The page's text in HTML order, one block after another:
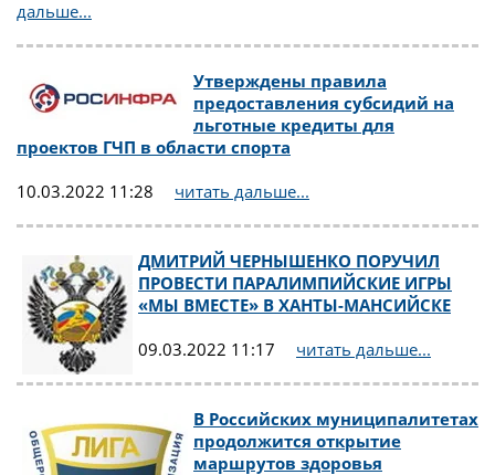
дальше...
Утверждены правила
предоставления субсидий на
льготные кредиты для
проектов ГЧП в области спорта
10.03.2022 11:28
читать дальше...
ДМИТРИЙ ЧЕРНЫШЕНКО ПОРУЧИЛ
ПРОВЕСТИ ПАРАЛИМПИЙСКИЕ ИГРЫ
«МЫ ВМЕСТЕ» В ХАНТЫ-МАНСИЙСКЕ
09.03.2022 11:17
читать дальше...
В Российских муниципалитетах
продолжится открытие
маршрутов здоровья